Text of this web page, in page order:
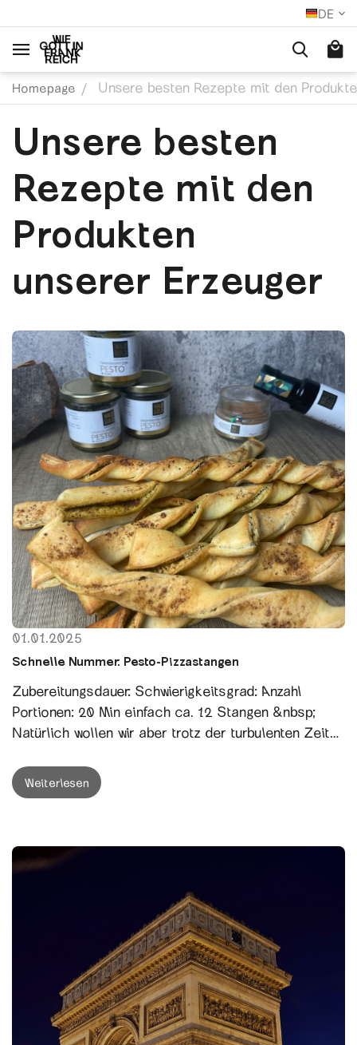
DE
Homepage / Unsere besten Rezepte mit den
Unsere besten
Rezepte mit den
Produkten
unserer Erzeuger
01.01.2025
Schnelle Nummer: Pesto-Pizzastangen
Zubereitungsdauer: Schwierigkeitsgrad: Anzahl
Portionen: 20 Min einfach ca. 12 Stangen &nbsp;
Natürlich wollen wir aber trotz der turbulenten Zeit
ein...Weiterlesen